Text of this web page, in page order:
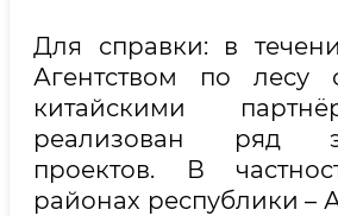
Для справки: в
Агентством по лесу
китайскими
реализован ряд
проектов. В
районах республики –